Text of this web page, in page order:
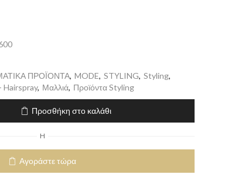
ΠΡΟΪΟΝΤΑ, MODE, STYLING, Styling,
Hairspray, Μαλλιά, Προϊόντα Styling
Προσθήκη στο καλάθι
H
Αγοράστε τώρα